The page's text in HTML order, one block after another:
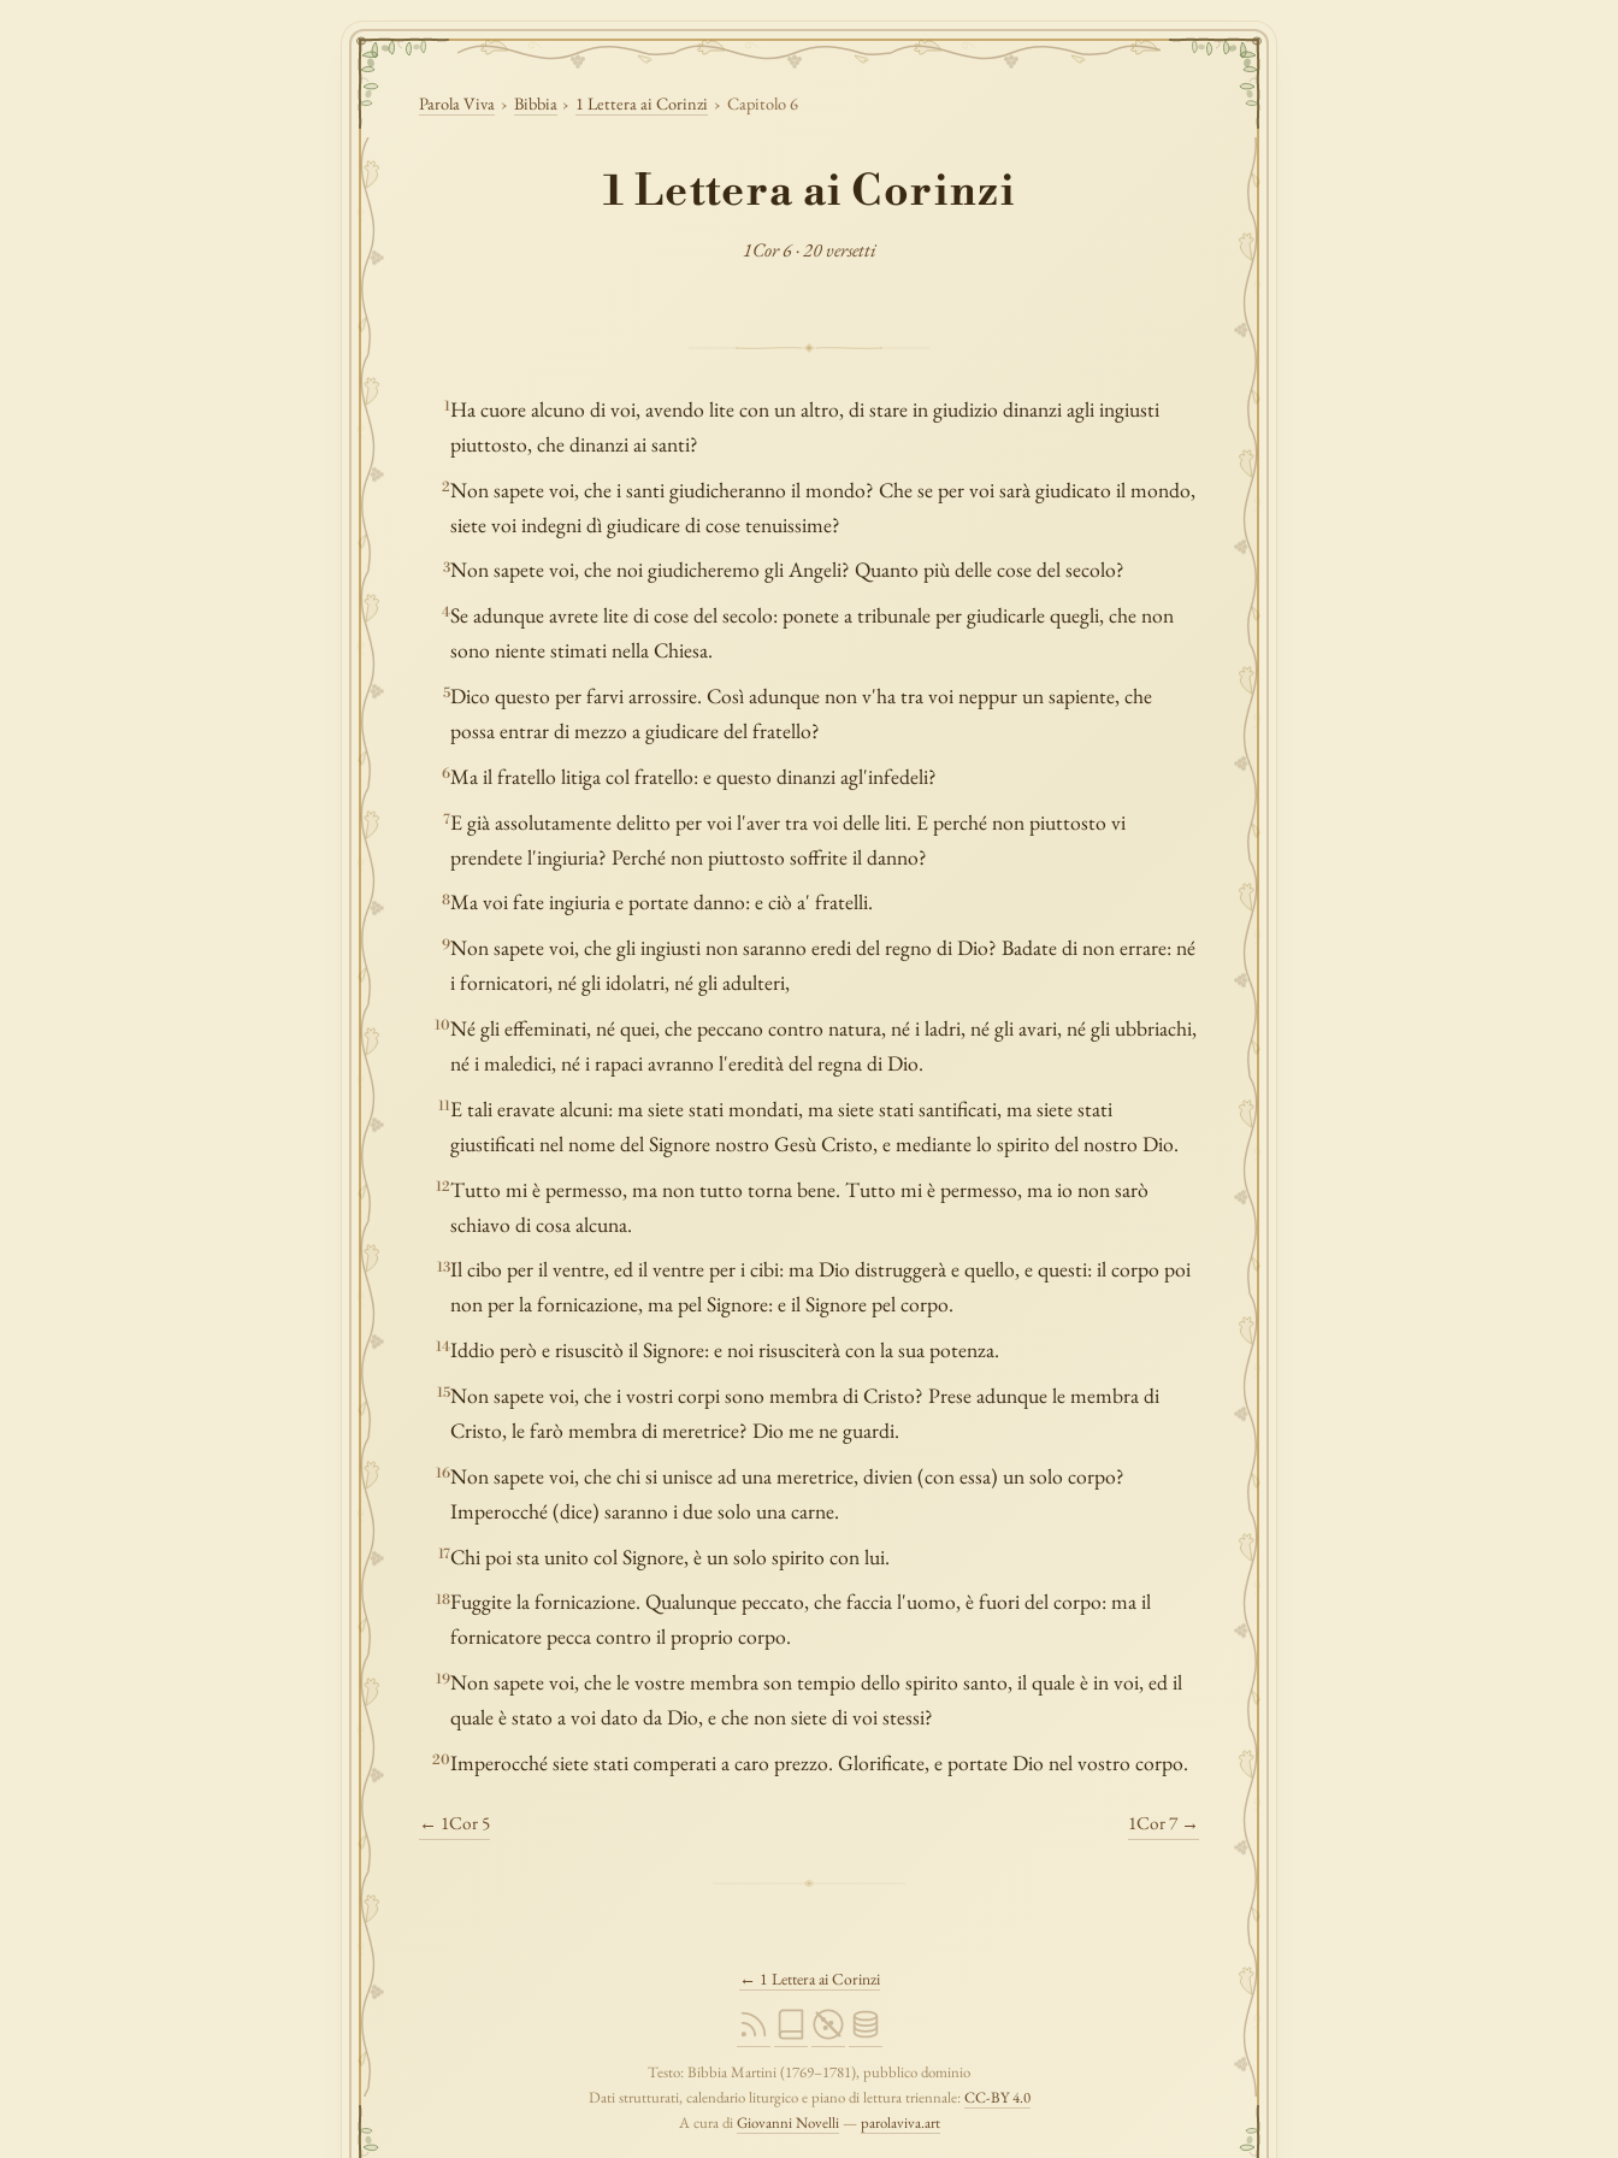
Parola Viva › Bibbia › 1 Lettera ai Corinzi › Capitolo 6
1 Lettera ai Corinzi
1Cor 6 · 20 versetti
1Ha cuore alcuno di voi, avendo lite con un altro, di stare in giudizio dinanzi agli ingiusti
piuttosto, che dinanzi ai santi?
2Non sapete voi, che i santi giudicheranno il mondo? Che se per voi sarà giudicato il mondo,
siete voi indegni dì giudicare di cose tenuissime?
3Non sapete voi, che noi giudicheremo gli Angeli? Quanto più delle cose del secolo?
4Se adunque avrete lite di cose del secolo: ponete a tribunale per giudicarle quegli, che non
sono niente stimati nella Chiesa.
5Dico questo per farvi arrossire. Così adunque non v'ha tra voi neppur un sapiente, che
possa entrar di mezzo a giudicare del fratello?
6Ma il fratello litiga col fratello: e questo dinanzi agl'infedeli?
7E già assolutamente delitto per voi l'aver tra voi delle liti. E perché non piuttosto vi
prendete l'ingiuria? Perché non piuttosto soffrite il danno?
8Ma voi fate ingiuria e portate danno: e ciò a' fratelli.
9Non sapete voi, che gli ingiusti non saranno eredi del regno di Dio? Badate di non errare: né
i fornicatori, né gli idolatri, né gli adulteri,
10Né gli effeminati, né quei, che peccano contro natura, né i ladri, né gli avari, né gli ubbriachi,
né i maledici, né i rapaci avranno l'eredità del regna di Dio.
11E tali eravate alcuni: ma siete stati mondati, ma siete stati santificati, ma siete stati
giustificati nel nome del Signore nostro Gesù Cristo, e mediante lo spirito del nostro Dio.
12Tutto mi è permesso, ma non tutto torna bene. Tutto mi è permesso, ma io non sarò
schiavo di cosa alcuna.
13Il cibo per il ventre, ed il ventre per i cibi: ma Dio distruggerà e quello, e questi: il corpo poi
non per la fornicazione, ma pel Signore: e il Signore pel corpo.
14Iddio però e risuscitò il Signore: e noi risusciterà con la sua potenza.
15Non sapete voi, che i vostri corpi sono membra di Cristo? Prese adunque le membra di
Cristo, le farò membra di meretrice? Dio me ne guardi.
16Non sapete voi, che chi si unisce ad una meretrice, divien (con essa) un solo corpo?
Imperocché (dice) saranno i due solo una carne.
17Chi poi sta unito col Signore, è un solo spirito con lui.
18Fuggite la fornicazione. Qualunque peccato, che faccia l'uomo, è fuori del corpo: ma il
fornicatore pecca contro il proprio corpo.
19Non sapete voi, che le vostre membra son tempio dello spirito santo, il quale è in voi, ed il
quale è stato a voi dato da Dio, e che non siete di voi stessi?
20Imperocché siete stati comperati a caro prezzo. Glorificate, e portate Dio nel vostro corpo.
← 1Cor 5 1Cor 7 →
← 1 Lettera ai Corinzi
Testo: Bibbia Martini (1769–1781), pubblico dominio
Dati strutturati, calendario liturgico e piano di lettura triennale:CC-BY 4.0
A cura diGiovanni Novelli—parolaviva.art